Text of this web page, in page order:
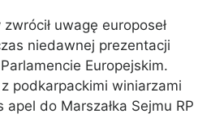
uwagę europoseł
niedawnej prezentacji
Europejskim.
podkarpackimi winiarzami
do Marszałka Sejmu RP